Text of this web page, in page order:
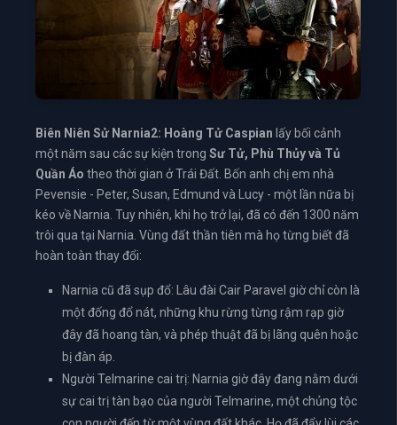
Biên Niên Sử Narnia2: Hoàng Tử Caspian lấy bối cảnh
một năm sau các sự kiện trong Sư Tử, Phù Thủy và Tủ
Quần Áo theo thời gian ở Trái Đất. Bốn anh chị em nhà
Pevensie - Peter, Susan, Edmund và Lucy - một lần nữa bị
kéo về Narnia. Tuy nhiên, khi họ trở lại, đã có đến 1300 năm
trôi qua tại Narnia. Vùng đất thần tiên mà họ từng biết đã
hoàn toàn thay đổi:
Narnia cũ đã sụp đổ: Lâu đài Cair Paravel giờ chỉ còn là
một đống đổ nát, những khu rừng từng rậm rạp giờ
đây đã hoang tàn, và phép thuật đã bị lãng quên hoặc
bị đàn áp.
Người Telmarine cai trị: Narnia giờ đây đang nằm dưới
sự cai trị tàn bạo của người Telmarine, một chủng tộc